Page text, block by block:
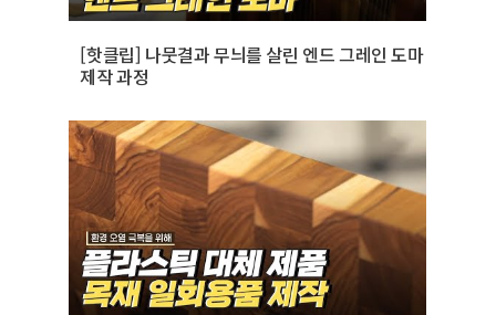
[핫클립] 나뭇결과 무늬를 살린 엔드 그레인 도마
제작 과정